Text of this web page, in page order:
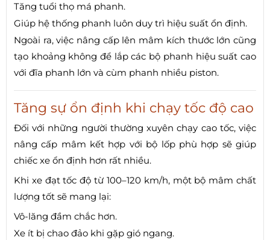
Tăng tuổi thọ má phanh.
Giúp hệ thống phanh luôn duy trì hiệu suất ổn định.
Ngoài ra, việc nâng cấp lên mâm kích thước lớn cũng
tạo khoảng không để lắp các bộ phanh hiệu suất cao
với đĩa phanh lớn và cùm phanh nhiều piston.
Tăng sự ổn định khi chạy tốc độ cao
Đối với những người thường xuyên chạy cao tốc, việc
nâng cấp mâm kết hợp với bộ lốp phù hợp sẽ giúp
chiếc xe ổn định hơn rất nhiều.
Khi xe đạt tốc độ từ 100–120 km/h, một bộ mâm chất
lượng tốt sẽ mang lại:
Vô-lăng đầm chắc hơn.
Xe ít bị chao đảo khi gặp gió ngang.